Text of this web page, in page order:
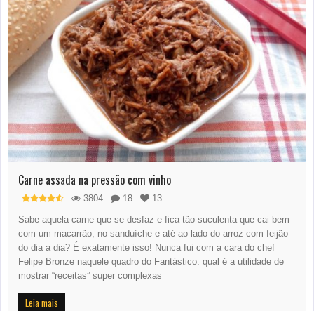
Carne assada na pressão com vinho
3804 18
13
Sabe aquela carne que se desfaz e fica tão suculenta que cai bem
com um macarrão, no sanduíche e até ao lado do arroz com feijão
do dia a dia? É exatamente isso! Nunca fui com a cara do chef
Felipe Bronze naquele quadro do Fantástico: qual é a utilidade de
mostrar “receitas” super complexas
Leia mais